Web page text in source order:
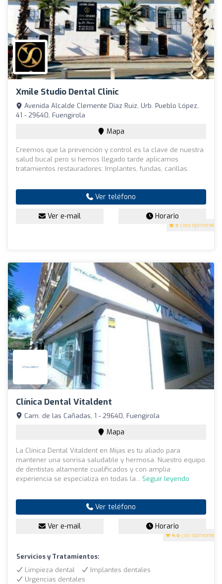
Xmile Studio Dental Clinic
5 (188 opiniones)
Avenida Alcalde Clemente Díaz Ruiz, Urb. Pueblo López,
41 - 29640, Fuengirola
Mapa
Creemos que la prevención y control es la clave de nuestra
salud bucal pero si hemos llegado tarde aplicamos
tratamientos restauradores: Implantes, fundas, carillas.
Ver teléfono
Ver e-mail Horario
Clínica Dental Vitaldent
4.8 (181 opiniones)
Cam. de las Cañadas, 1 - 29640, Fuengirola
Mapa
La Clínica Dental Vitaldent en Mijas es tu aliado para
mantener una sonrisa saludable y hermosa. Nuestro equipo
de dentistas altamente cualificados y con amplia
experiencia se especializa en todas la... Seguir leyendo
Ver teléfono
Ver e-mail Horario
Servicios y Tratamientos:
Limpieza dental
Implantes dentales
Urgencias dentales